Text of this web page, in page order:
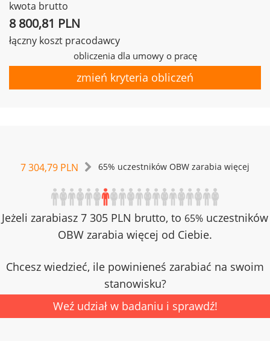
kwota brutto
8 800,81 PLN
łączny koszt pracodawcy
obliczenia dla umowy o pracę
zmień kryteria obliczeń
7 304,79 PLN 65% uczestników OBW zarabia więcej
Jeżeli zarabiasz 7 305 PLN brutto, to 65% uczestników
OBW zarabia więcej od Ciebie.
Chcesz wiedzieć, ile powinieneś zarabiać na swoim
stanowisku?
Weź udział w badaniu i sprawdź!